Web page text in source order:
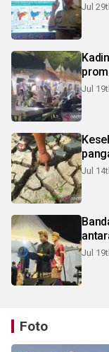
Jul
Jul
Jul
Jul
Foto